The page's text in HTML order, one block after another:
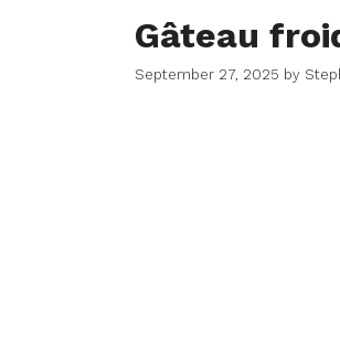
Gâteau
September 27, 2025 by